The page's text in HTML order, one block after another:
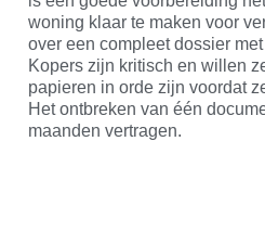
woning klaar te maken voor
over een compleet dossier
Kopers zijn kritisch en willen
papieren in orde zijn voordat
Het ontbreken van één
maanden vertragen.